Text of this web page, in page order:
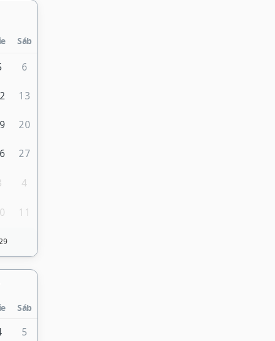
Sáb
6
13
20
27
4
11
Sáb
5